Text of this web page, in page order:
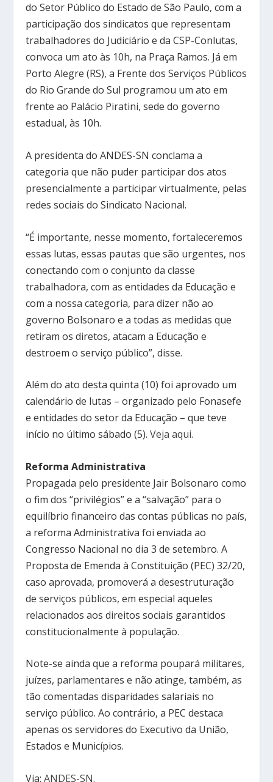
do Setor Público do Estado de São Paulo, com a
participação dos sindicatos que representam
trabalhadores do Judiciário e da CSP-Conlutas,
convoca um ato às 10h, na Praça Ramos. Já em
Porto Alegre (RS), a Frente dos Serviços Públicos
do Rio Grande do Sul programou um ato em
frente ao Palácio Piratini, sede do governo
estadual, às 10h.
A presidenta do ANDES-SN conclama a
categoria que não puder participar dos atos
presencialmente a participar virtualmente, pelas
redes sociais do Sindicato Nacional.
“É importante, nesse momento, fortaleceremos
essas lutas, essas pautas que são urgentes, nos
conectando com o conjunto da classe
trabalhadora, com as entidades da Educação e
com a nossa categoria, para dizer não ao
governo Bolsonaro e a todas as medidas que
retiram os diretos, atacam a Educação e
destroem o serviço público”, disse.
Além do ato desta quinta (10) foi aprovado um
calendário de lutas – organizado pelo Fonasefe
e entidades do setor da Educação – que teve
início no último sábado (5).Veja aqui.
Reforma Administrativa
Propagada pelo presidente Jair Bolsonaro como
o fim dos “privilégios” e a “salvação” para o
equilíbrio financeiro das contas públicas no país,
a reforma Administrativa foi enviada ao
Congresso Nacional no dia 3 de setembro. A
Proposta de Emenda à Constituição (PEC) 32/20,
caso aprovada, promoverá a desestruturação
de serviços públicos, em especial aqueles
relacionados aos direitos sociais garantidos
constitucionalmente à população.
Note-se ainda que a reforma poupará militares,
juízes, parlamentares e não atinge, também, as
tão comentadas disparidades salariais no
serviço público. Ao contrário, a PEC destaca
apenas os servidores do Executivo da União,
Estados e Municípios.
Via:ANDES-SN.